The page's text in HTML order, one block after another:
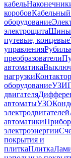
кабель
коробов
оборудование
электрощитаШины
путевые, концевые
управления
преобразователи
автоматика
нагрузки
оборудование
двигателя
автоматыУЗО
электродвигателей
автоматики
электроэнергии
покрытия и
плиткаПлитка